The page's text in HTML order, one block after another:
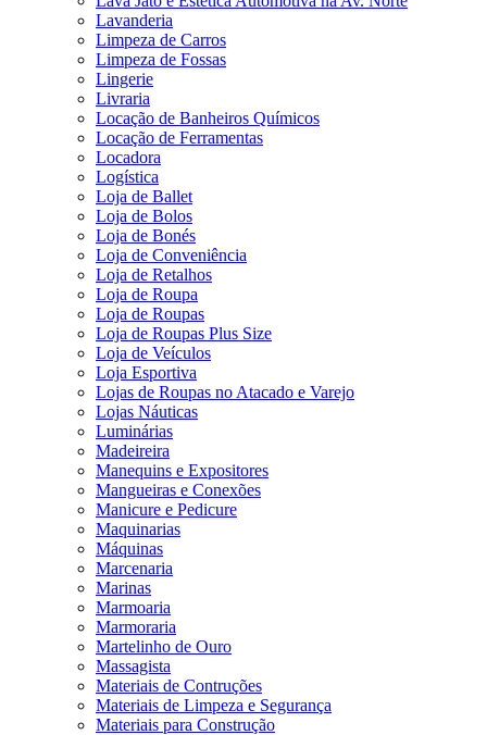
Lavanderia
Limpeza de Carros
Limpeza de Fossas
Lingerie
Livraria
Locação de Banheiros Químicos
Locação de Ferramentas
Locadora
Logística
Loja de Ballet
Loja de Bolos
Loja de Bonés
Loja de Conveniência
Loja de Retalhos
Loja de Roupa
Loja de Roupas
Loja de Roupas Plus Size
Loja de Veículos
Loja Esportiva
Lojas de Roupas no Atacado e Varejo
Lojas Náuticas
Luminárias
Madeireira
Manequins e Expositores
Mangueiras e Conexões
Manicure e Pedicure
Maquinarias
Máquinas
Marcenaria
Marinas
Marmoaria
Marmoraria
Martelinho de Ouro
Massagista
Materiais de Contruções
Materiais de Limpeza e Segurança
Materiais para Construção